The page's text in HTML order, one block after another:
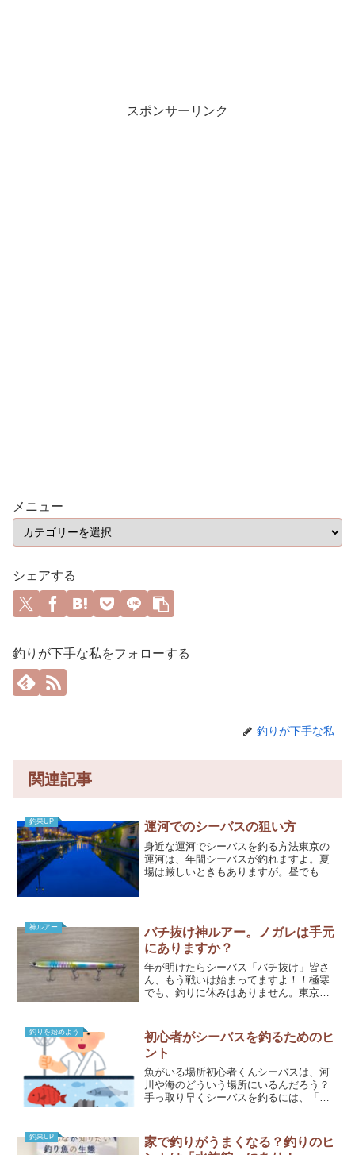
スポンサーリンク
メニュー
シェアする
釣りが下手な私をフォローする
釣りが下手な私
関連記事
釣果UP 運河でのシーバスの狙い方
身近な運河でシーバスを釣る方法東京の
運河は、年間シーバスが釣れますよ。夏
場は厳しいときもありますが。昼でも夜
神ルアー
バチ抜け神ルアー。ノガレは手元
にありますか？
年が明けたらシーバス「バチ抜け」皆さ
ん、もう戦いは始まってますよ！！極寒
でも、釣りに休みはありません。東京で
(function(b,c,f,g,a,d,e){b.Moshimo...
釣りを始めよう
初心者がシーバスを釣るためのヒ
ント
魚がいる場所初心者くんシーバスは、河
川や海のどういう場所にいるんだろう？
手っ取り早くシーバスを釣るには、「エ
が釣れたりします。あの岩陰に投げた
ら、けっこう毎回釣れるとい...
釣果UP
家で釣りがうまくなる？釣りのヒ